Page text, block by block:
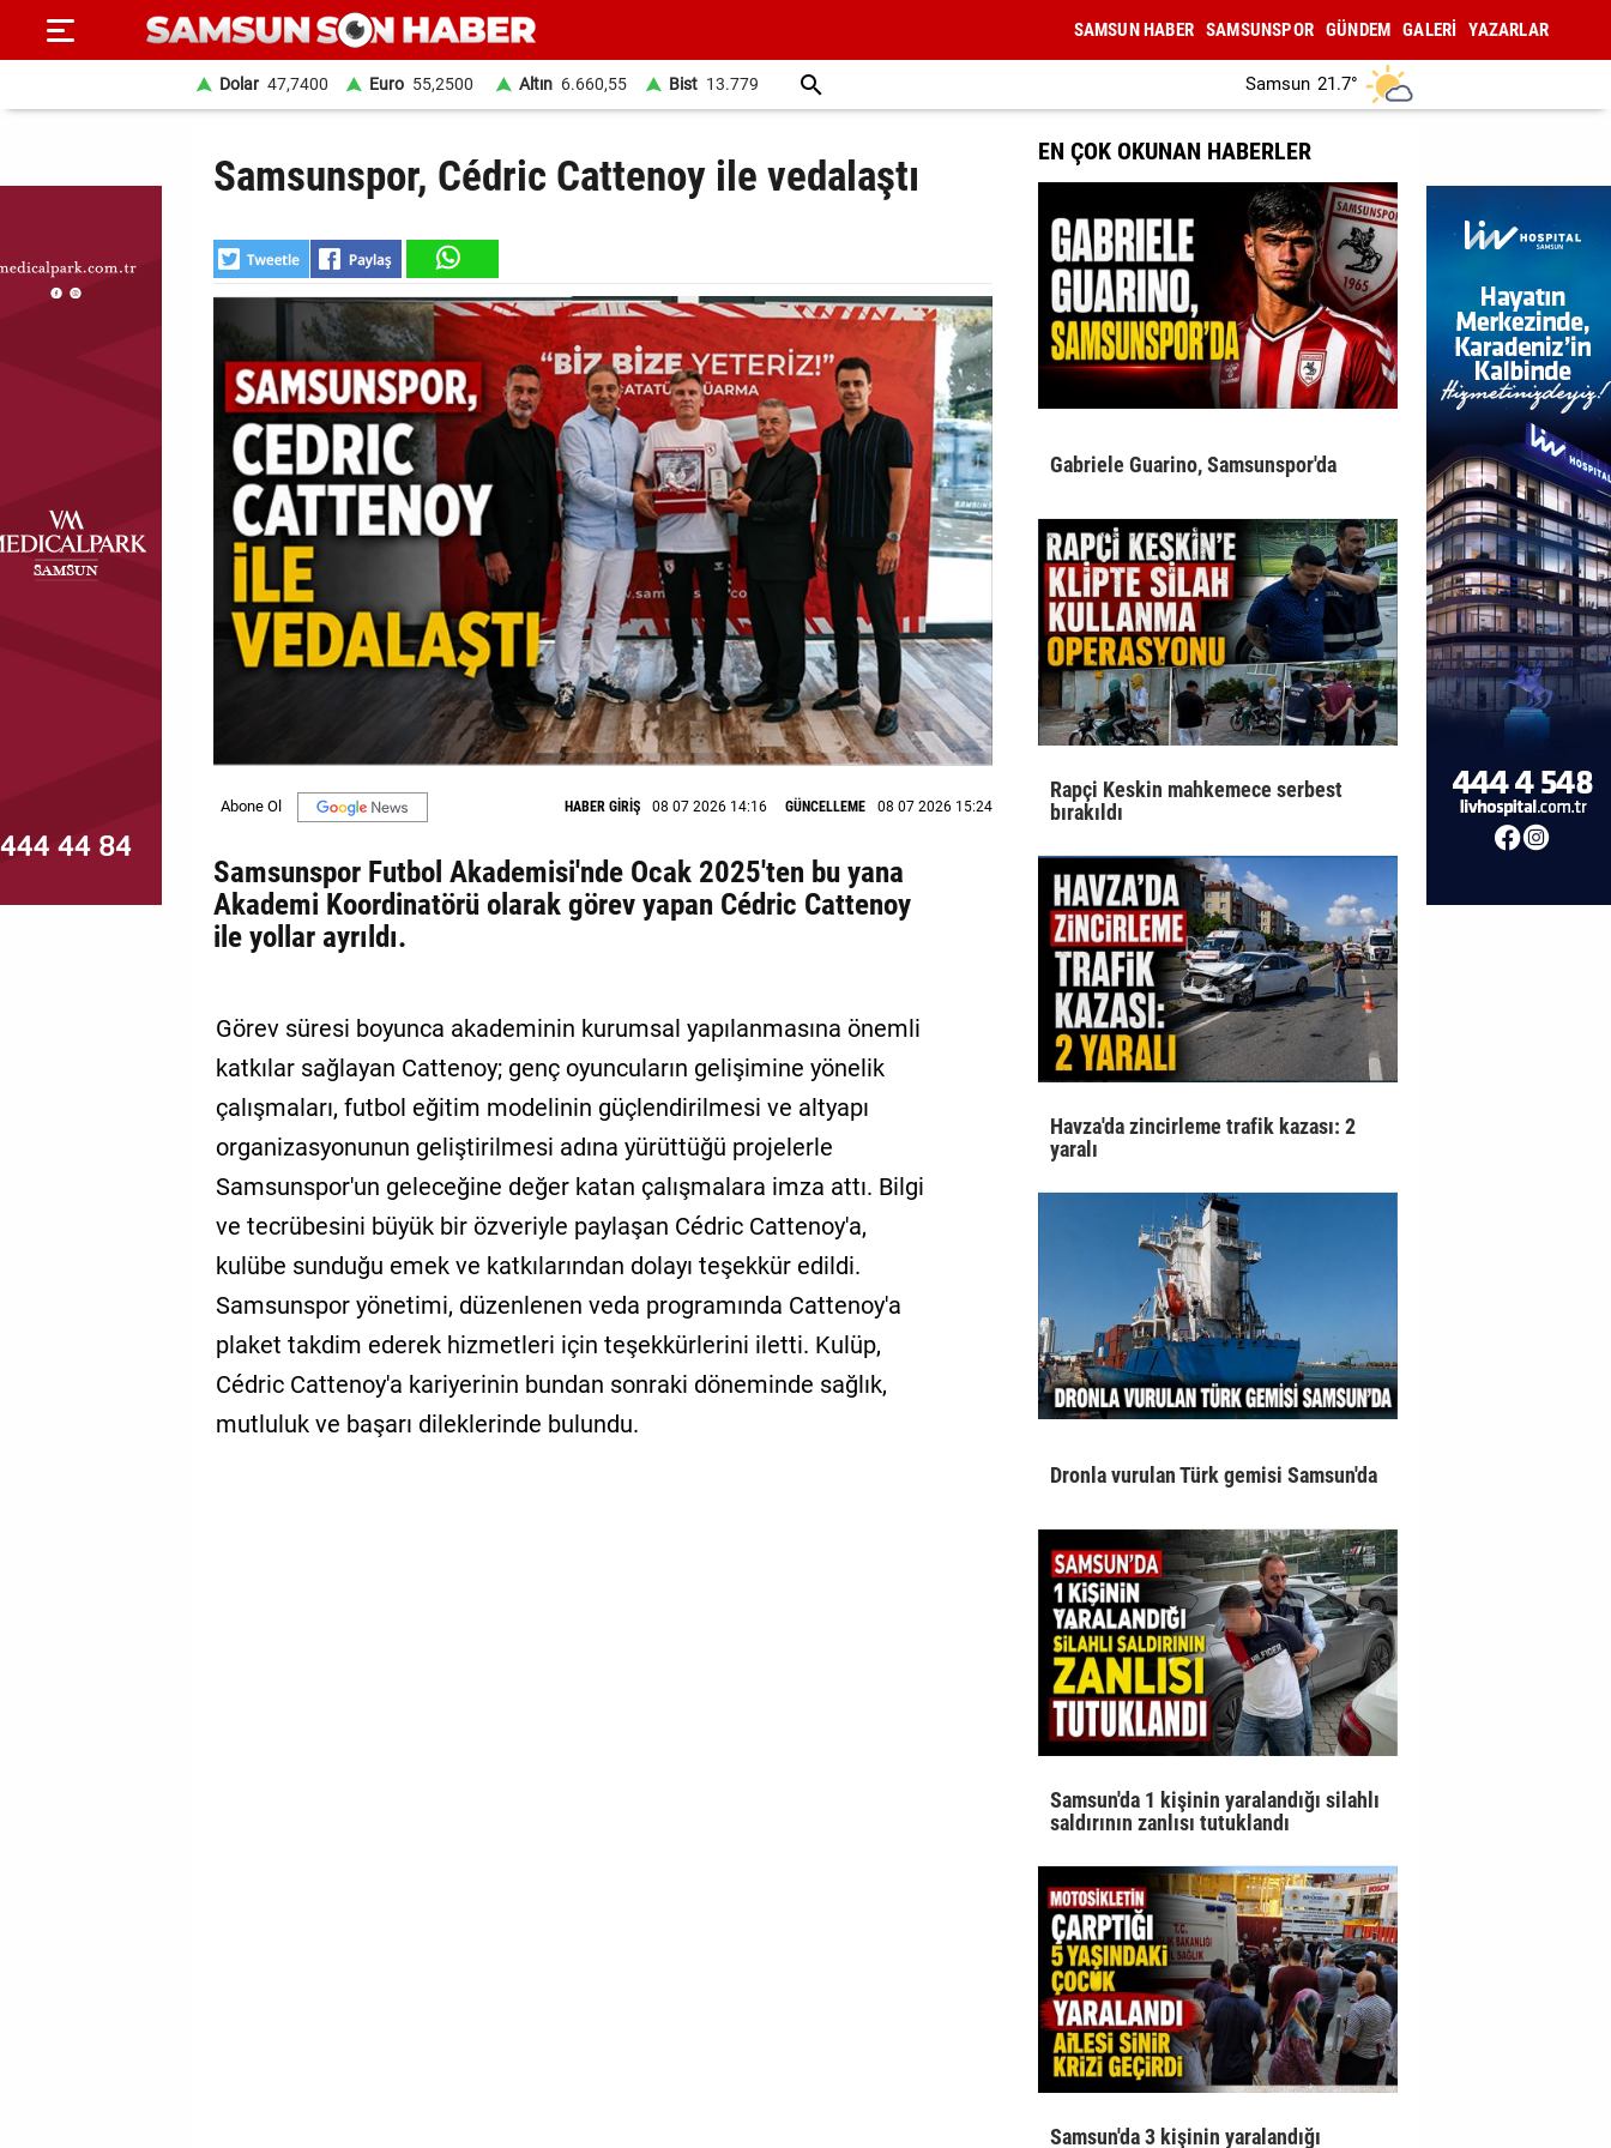
SAYFA
HABER
DÜNYA
MAGAZİN
Künye
İletişim
SAMSUN HABER SAMSUNSPOR GÜNDEM GALERİ YAZARLAR
Dolar 47,7400 Euro 55,2500 Altın 6.660,55 Bist 13.779 Samsun 21.7°
Samsunspor, Cédric Cattenoy ile vedalaştı
HABER GİRİŞ 08 07 2026 14:16 GÜNCELLEME 08 07 2026 15:24
Samsunspor Futbol Akademisi'nde Ocak 2025'ten bu yana
Akademi Koordinatörü olarak görev yapan Cédric Cattenoy
ile yollar ayrıldı.
Görev süresi boyunca akademinin kurumsal yapılanmasına önemli
katkılar sağlayan Cattenoy; genç oyuncuların gelişimine yönelik
çalışmaları, futbol eğitim modelinin güçlendirilmesi ve altyapı
organizasyonunun geliştirilmesi adına yürüttüğü projelerle
Samsunspor'un geleceğine değer katan çalışmalara imza attı. Bilgi
ve tecrübesini büyük bir özveriyle paylaşan Cédric Cattenoy'a,
kulübe sunduğu emek ve katkılarından dolayı teşekkür edildi.
Samsunspor yönetimi, düzenlenen veda programında Cattenoy'a
plaket takdim ederek hizmetleri için teşekkürlerini iletti. Kulüp,
Cédric Cattenoy'a kariyerinin bundan sonraki döneminde sağlık,
mutluluk ve başarı dileklerinde bulundu.
EN ÇOK OKUNAN HABERLER
Gabriele Guarino, Samsunspor'da
Rapçi Keskin mahkemece serbest
bırakıldı
Havza'da zincirleme trafik kazası: 2
yaralı
Dronla vurulan Türk gemisi Samsun'da
Samsun'da 1 kişinin yaralandığı silahlı
saldırının zanlısı tutuklandı
Samsun'da 3 kişinin yaralandığı